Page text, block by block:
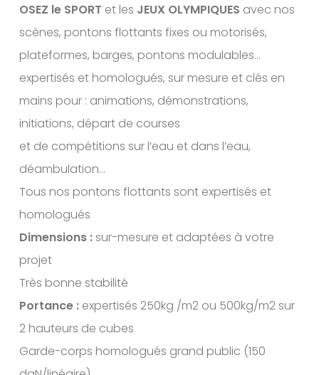
OSEZ le SPORT et les JEUX OLYMPIQUES avec nos
scènes, pontons flottants fixes ou motorisés,
plateformes, barges, pontons modulables…
expertisés et homologués, sur mesure et clés en
mains pour : animations, démonstrations,
initiations, départ de courses
et de compétitions sur l’eau et dans l’eau,
déambulation…
Tous nos pontons flottants sont expertisés et
homologués
Dimensions :sur-mesure et adaptées à votre
projet
Très bonne stabilité
Portance :expertisés 250kg /m2 ou 500kg/m2 sur
2 hauteurs de cubes
Garde-corps homologués grand public (150